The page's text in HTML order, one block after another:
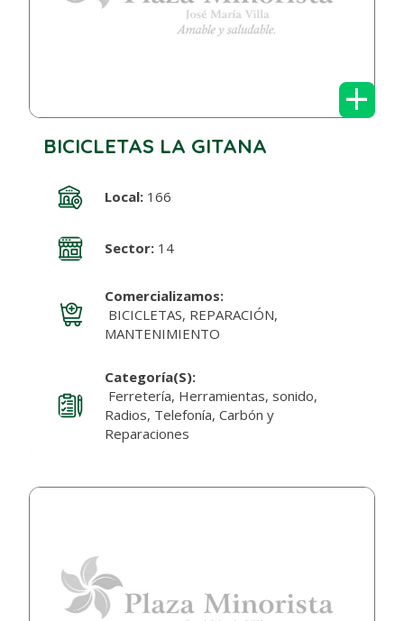
+
BICICLETAS LA GITANA
Local:166
Sector:14
Comercializamos:
BICICLETAS, REPARACIÓN,
MANTENIMIENTO
Categoría(s):
Ferretería, Herramientas, sonido,
Radios, Telefonía, Carbón y
Reparaciones